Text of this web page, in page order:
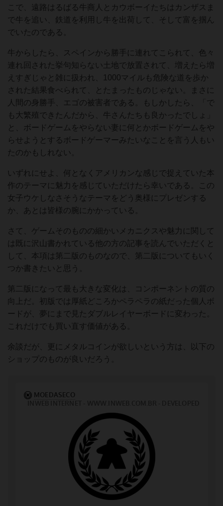
こで、遠路はるばる牛商人とカウボーイたちはカンザスま
で牛を追い、鉄道を利用し牛を出荷して、そして富を掴ん
でいたのである。
牛からしたら、スペインから勝手に連れてこられて、色々
連れ回された挙句知らない土地で放置されて、増えたら増
えすぎじゃと雑に扱われ、1000マイルも危険な道を歩か
された結果食べられて、とたまったものじゃない。まさに
人間の身勝手、エゴの被害者である。もしかしたら、「で
も大繁殖できたんだから、牛さんたちも良かったでしょ」
と、ボードゲームをやらない妻に何とかボードゲームをや
らせようとするボードゲーマーみたいなことを言う人もい
たのかもしれない。
いずれにせよ、何となくアメリカンな感じで捉えていた本
作のテーマに魅力を感じていただけたら幸いである。この
女子ウケしなさそうなテーマをどう奥様にプレゼンする
か、あとは皆様の腕にかかっている。
さて、ゲームそのものの細かいメカニクスや魅力に関して
は既に沢山書かれている他の方の記事を読んでいただくと
して、本項は第二版のものなので、第二版についてもいく
つか書きたいと思う。
第二版になって最も大きな変化は、コンポーネントの質の
向上だ。初版では厚紙どころかペラペラの紙だった個人ボ
ードが、夢にまで見たダブルレイヤーボードに変わった。
これだけでも買い直す価値がある。
余談だが、更にメタルコインが欲しいという方は、以下の
ショップのものが良いだろう。